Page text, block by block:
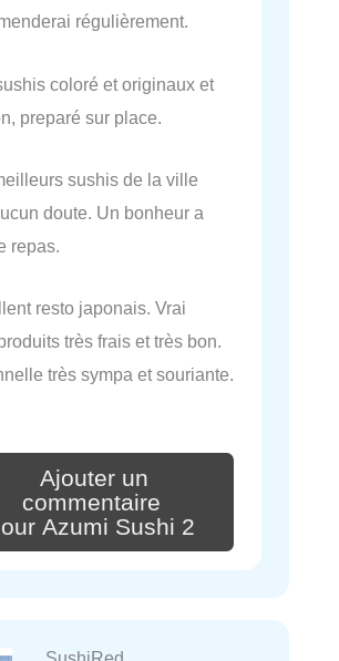
régulièrement.
coloré et originaux et
preparé sur place.
sushis de la ville
doute. Un bonheur a
repas.
resto japonais. Vrai
très frais et très bon.
très sympa et souriante.
Ajouter un
commentaire
Azumi Sushi 2